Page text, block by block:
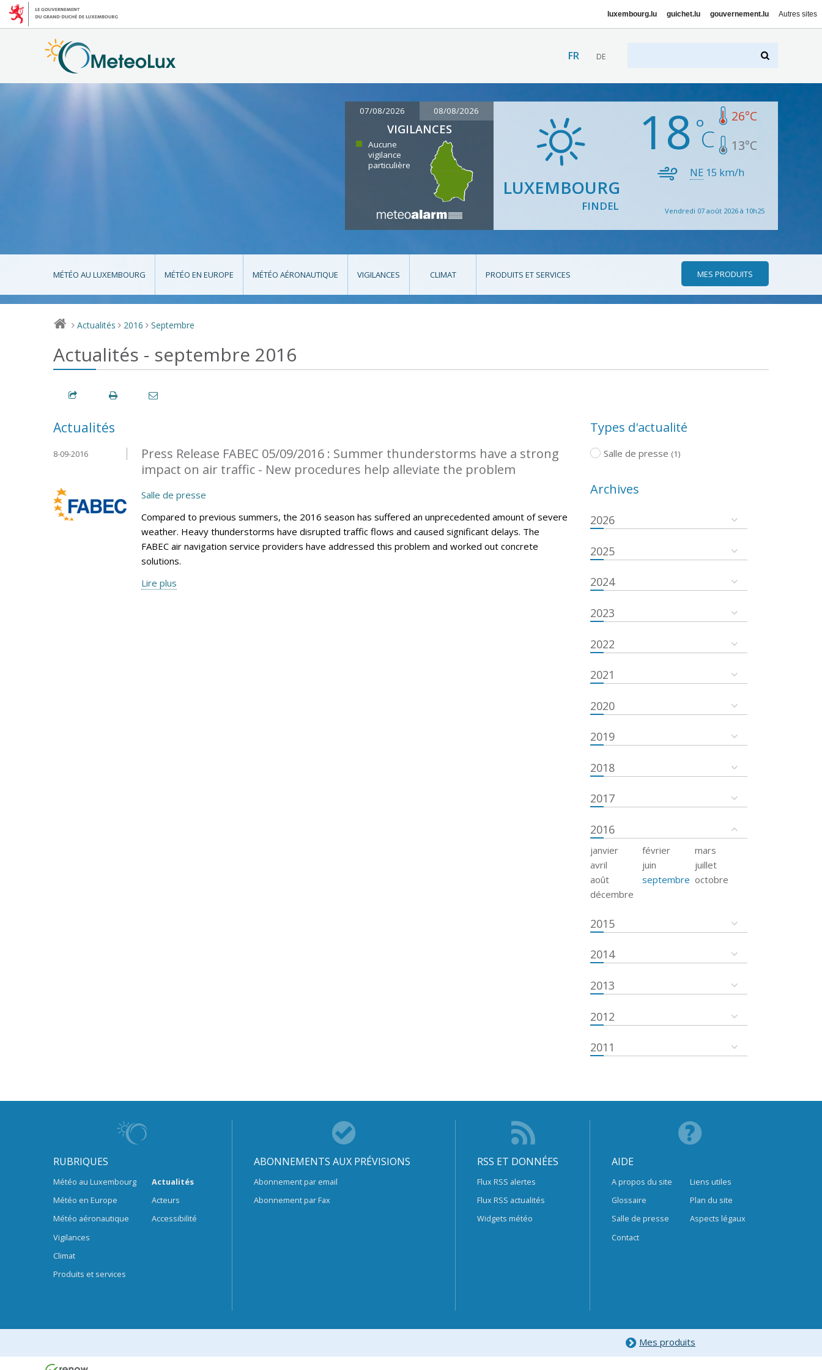
luxembourg.lu guichet.lu gouvernement.lu Autres sites
FR DE
07/08/2026 08/08/2026
VIGILANCES
Aucune
vigilance
particulière
LUXEMBOURG
FINDEL
18 26°C
13°C
NE 15 km/h
Vendredi 07 août 2026 à 10h25
MÉTÉO AU LUXEMBOURG MÉTÉO EN EUROPE MÉTÉO AÉRONAUTIQUE VIGILANCES CLIMAT PRODUITS ET SERVICES MES PRODUITS
> Actualités > 2016 > Septembre
Actualités - septembre 2016
Actualités
Press Release FABEC 05/09/2016 : Summer thunderstorms have a strong
impact on air traffic - New procedures help alleviate the problem
8-09-2016
Salle de presse
Compared to previous summers, the 2016 season has suffered an unprecedented amount of severe
weather. Heavy thunderstorms have disrupted traffic flows and caused significant delays. The
FABEC air navigation service providers have addressed this problem and worked out concrete
solutions.
Lire plus
Types d'actualité
Salle de presse (1)
Archives
2026
2025
2024
2023
2022
2021
2020
2019
2018
2017
2016
janvier février
mars
avril
juin
juillet
août
septembre octobre
décembre
2015
2014
2013
2012
2011
RUBRIQUES
Météo au Luxembourg
Météo en Europe
Météo aéronautique
Vigilances
Climat
Produits et services
Actualités
Acteurs
Accessibilité
ABONNEMENTS AUX PRÉVISIONS
Abonnement par email
Abonnement par Fax
RSS ET DONNÉES
Flux RSS alertes
Flux RSS actualités
Widgets météo
AIDE
A propos du site
Glossaire
Salle de presse
Contact
Liens utiles
Plan du site
Aspects légaux
Mes produits